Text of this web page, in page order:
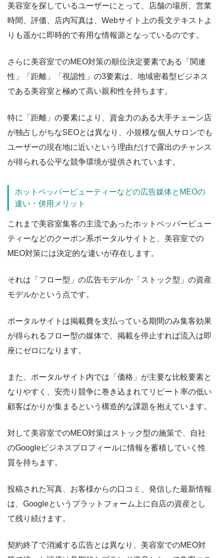
美容室を探しているユーザーにとって、店舗の場所、営業
時間、評価、店内写真は、Webサイト上の長文テキストよ
りも遥かに即時的で有用な情報源となっているのです。
さらに美容室でのMEO対策の順位決定要素である「関連
性」「距離」「視認性」の3要素は、地域密着型ビジネス
である美容室と極めて高い親和性を持ちます。
特に「距離」の要素により、資金力のある大手チェーン店
が独占しがちなSEOとは異なり、小規模な個人サロンでも
ユーザーの現在地に近いという理由だけで露出のチャンス
が得られる公平な競争環境が提供されています。
ホットペッパービューティーなどの広告媒体とMEOの
違い・併用メリット
これまで美容室集客の主流であったホットペッパービュー
ティーなどのクーポン系ポータルサイトと、美容室での
MEO対策には決定的な違いが存在します。
それは「フロー型」の広告モデルか「ストック型」の資産
モデルかという点です。
ポータルサイトは掲載費を支払っている期間のみ集客効果
が得られるフロー型の媒体で、掲載を停止すれば流入は即
座にゼロになります。
また、ポータルサイト内では「価格」が主要な比較要素と
なりやすく、安売り競争に巻き込まれてリピート率の低い
顧客ばかりが集まるという構造的な課題を抱えています。
対して美容室でのMEO対策はストック型の施策で、自社
のGoogleビジネスプロフィールに情報を蓄積していく性
質を持ちます。
投稿された写真、お客様からの口コミ、発信した最新情報
は、Googleというプラットフォーム上に自店の資産とし
て残り続けます。
契約終了で消滅する広告とは異なり、美容室でのMEO対